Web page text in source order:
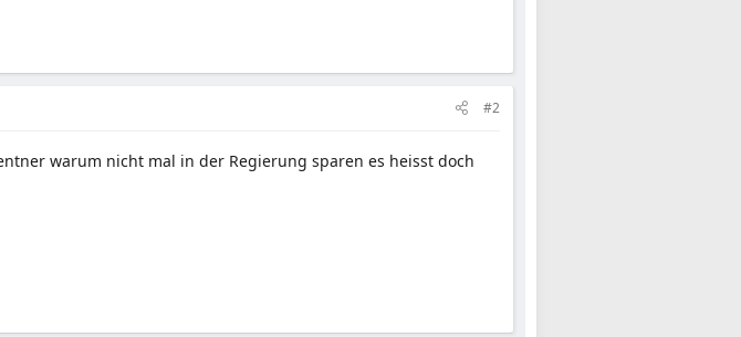
#2
warum nicht mal in der Regierung sparen es heisst doch